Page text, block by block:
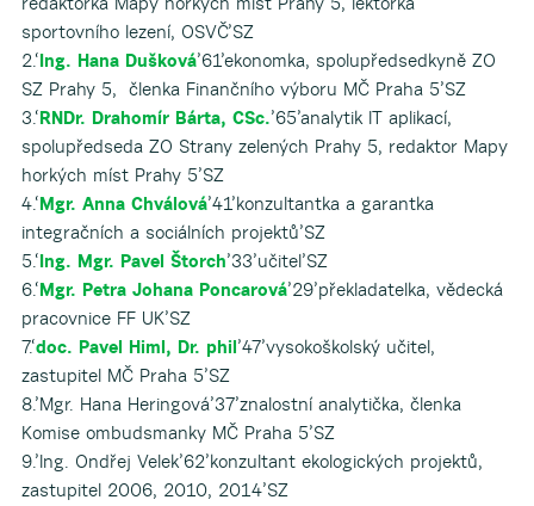
▼
sportovního lezení, OSVČ’SZ
2.‘Ing. Hana Dušková’61’ekonomka, spolupředsedkyně ZO
SZ Prahy 5, členka Finančního výboru MČ Praha 5’SZ
3.‘RNDr. Drahomír Bárta, CSc.’65’analytik IT aplikací,
spolupředseda ZO Strany zelených Prahy 5, redaktor Mapy
horkých míst Prahy 5’SZ
4.‘Mgr. Anna Chválová’41’konzultantka a garantka
integračních a sociálních projektů’SZ
5.‘Ing. Mgr. Pavel Štorch’33’učitel’SZ
6.‘Mgr. Petra Johana Poncarová’29’překladatelka, vědecká
pracovnice FF UK’SZ
7.‘doc. Pavel Himl, Dr. phil’47’vysokoškolský učitel,
zastupitel MČ Praha 5’SZ
8.’Mgr. Hana Heringová’37’znalostní analytička, členka
Komise ombudsmanky MČ Praha 5’SZ
9.’Ing. Ondřej Velek’62’konzultant ekologických projektů,
zastupitel 2006, 2010, 2014’SZ